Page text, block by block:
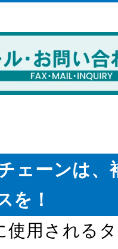
ェーンは、
を！
使用される